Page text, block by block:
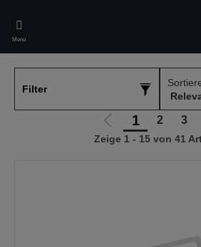
main
content
Menü
Filter
Zur
vorherigen
1 2 3
Zeige 1 - 15 von 41